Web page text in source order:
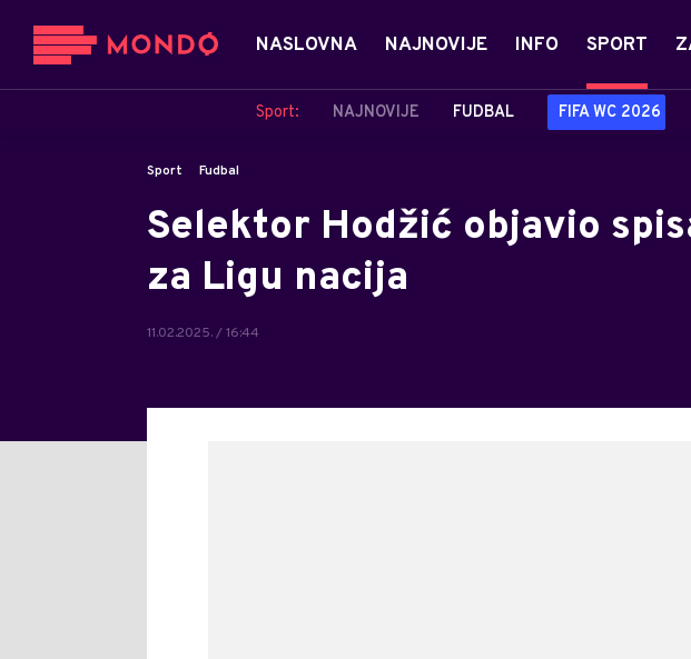
NASLOVNA NAJNOVIJE INFO SPORT
Sport: NAJNOVIJE FUDBAL FIFA WC 2026
Sport Fudbal
Selektor Hodžić objavio
za Ligu nacija
11.02.2025. / 16:44